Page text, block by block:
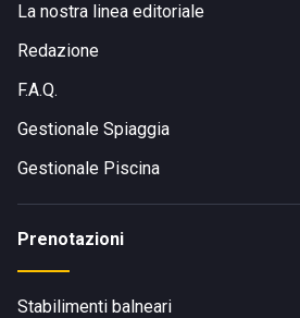
La nostra linea editoriale
Redazione
F.A.Q.
Gestionale Spiaggia
Gestionale Piscina
Prenotazioni
Stabilimenti balneari